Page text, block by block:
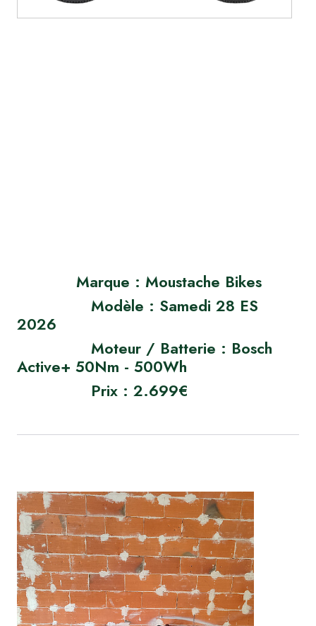
Marque : Moustache Bikes
Modèle : Samedi 28 ES
2026
Moteur / Batterie : Bosch
Active+ 50Nm - 500Wh
Prix : 2.699€